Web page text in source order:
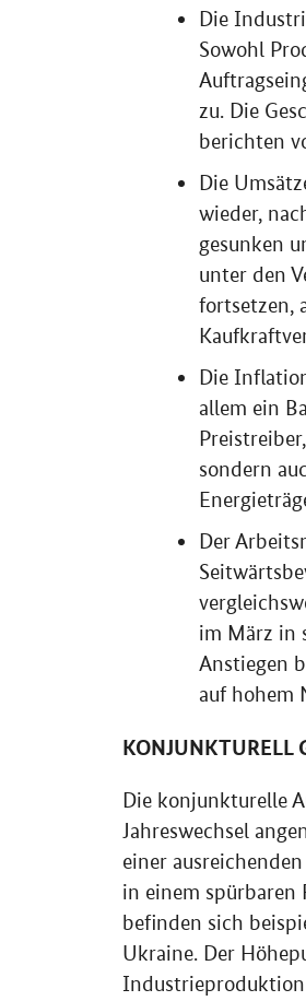
Die
Sowohl
zu. Die
berichten
Die
wieder,
gesunken
unter den
fortsetzen,
Die
allem ein
sondern
Der
im März in
Anstiegen
auf hohem
KONJUNKTURELL
Die konjunkturelle
Jahreswechsel
einer
in einem spürbaren
befinden sich
Ukraine. Der